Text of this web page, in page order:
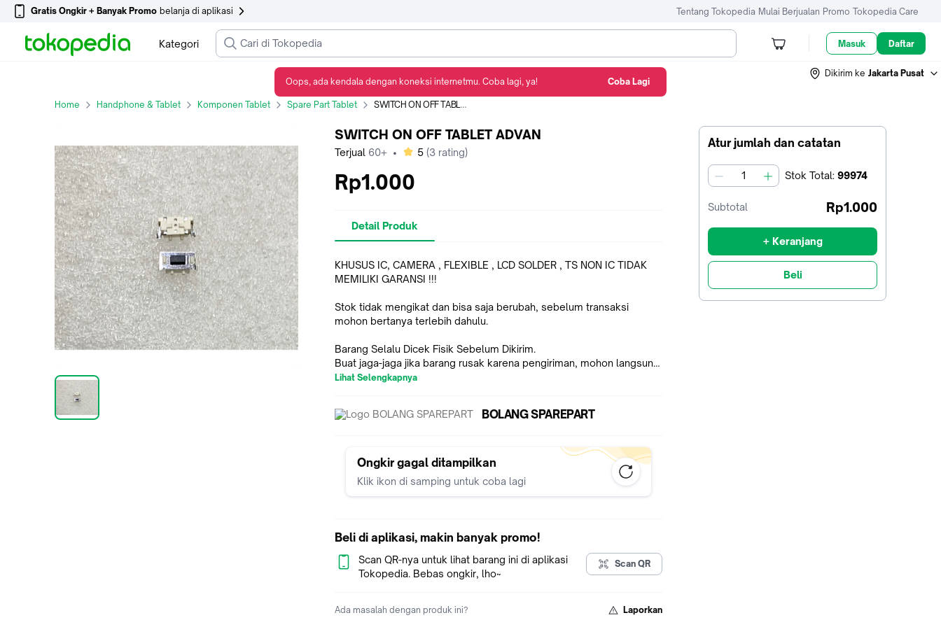
Gratis Ongkir + Banyak Promo belanja di aplikasi Tentang Tokopedia Mulai Berjualan Promo Tokopedia Care
Kategori Masuk Daftar
Dikirim ke Jakarta Pusat
Home Handphone & Tablet Komponen Tablet Spare Part Tablet SWITCH ON OFF TABLET ADVAN
Atur jumlah dan catatan
jumlah Stok Total: 99974
Subtotal Rp1.000
+ Keranjang
Beli
SWITCH ON OFF TABLET ADVAN
Terjual 60+ • bintang
5 (3 rating)
Rp1.000
Detail Produk
KHUSUS IC, CAMERA , FLEXIBLE , LCD SOLDER , TS NON IC TIDAK
MEMILIKI GARANSI !!!
Stok tidak mengikat dan bisa saja berubah, sebelum transaksi
mohon bertanya terlebih dahulu.
Barang Selalu Dicek Fisik Sebelum Dikirim.
Buat jaga-jaga jika barang rusak karena pengiriman, mohon langsung
konfirmasi.
Ahlinya (Teknisi HP)"
Garansi Tes/Coba Tanpa Dirakit 1 Minggu (7 hari) Dari Tanggal
Pengiriman, dengan syarat sebagai berikut :
* Segel utuh/tidak rusaki
dibuka)
* Flexibel/connector tidak tertekuk/rusak
* Ongkos kirim retur ditanggung pembeli
RUSAK/ FLEXIBEL TERTEKUK)
Lihat Selengkapnya
BOLANG SPAREPART
Ongkir gagal ditampilkan
Klik ikon di samping untuk coba lagi
Beli di aplikasi, makin banyak promo!
Scan QR-nya untuk lihat barang ini di aplikasi
Tokopedia. Bebas ongkir, lho~
Scan QR
Ada masalah dengan produk ini? Laporkan
Oops, ada kendala dengan koneksi internetmu. Coba lagi, ya! Coba Lagi